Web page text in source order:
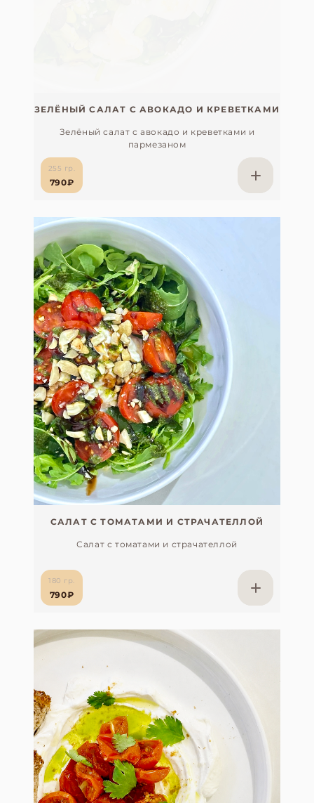
ЗЕЛЁНЫЙ САЛАТ С АВОКАДО И КРЕВЕТКАМИ
Зелёный салат с авокадо и креветками и
пармезаном
255 гр.
790₽
САЛАТ С ТОМАТАМИ И СТРАЧАТЕЛЛОЙ
Салат с томатами и страчателлой
180 гр.
790₽